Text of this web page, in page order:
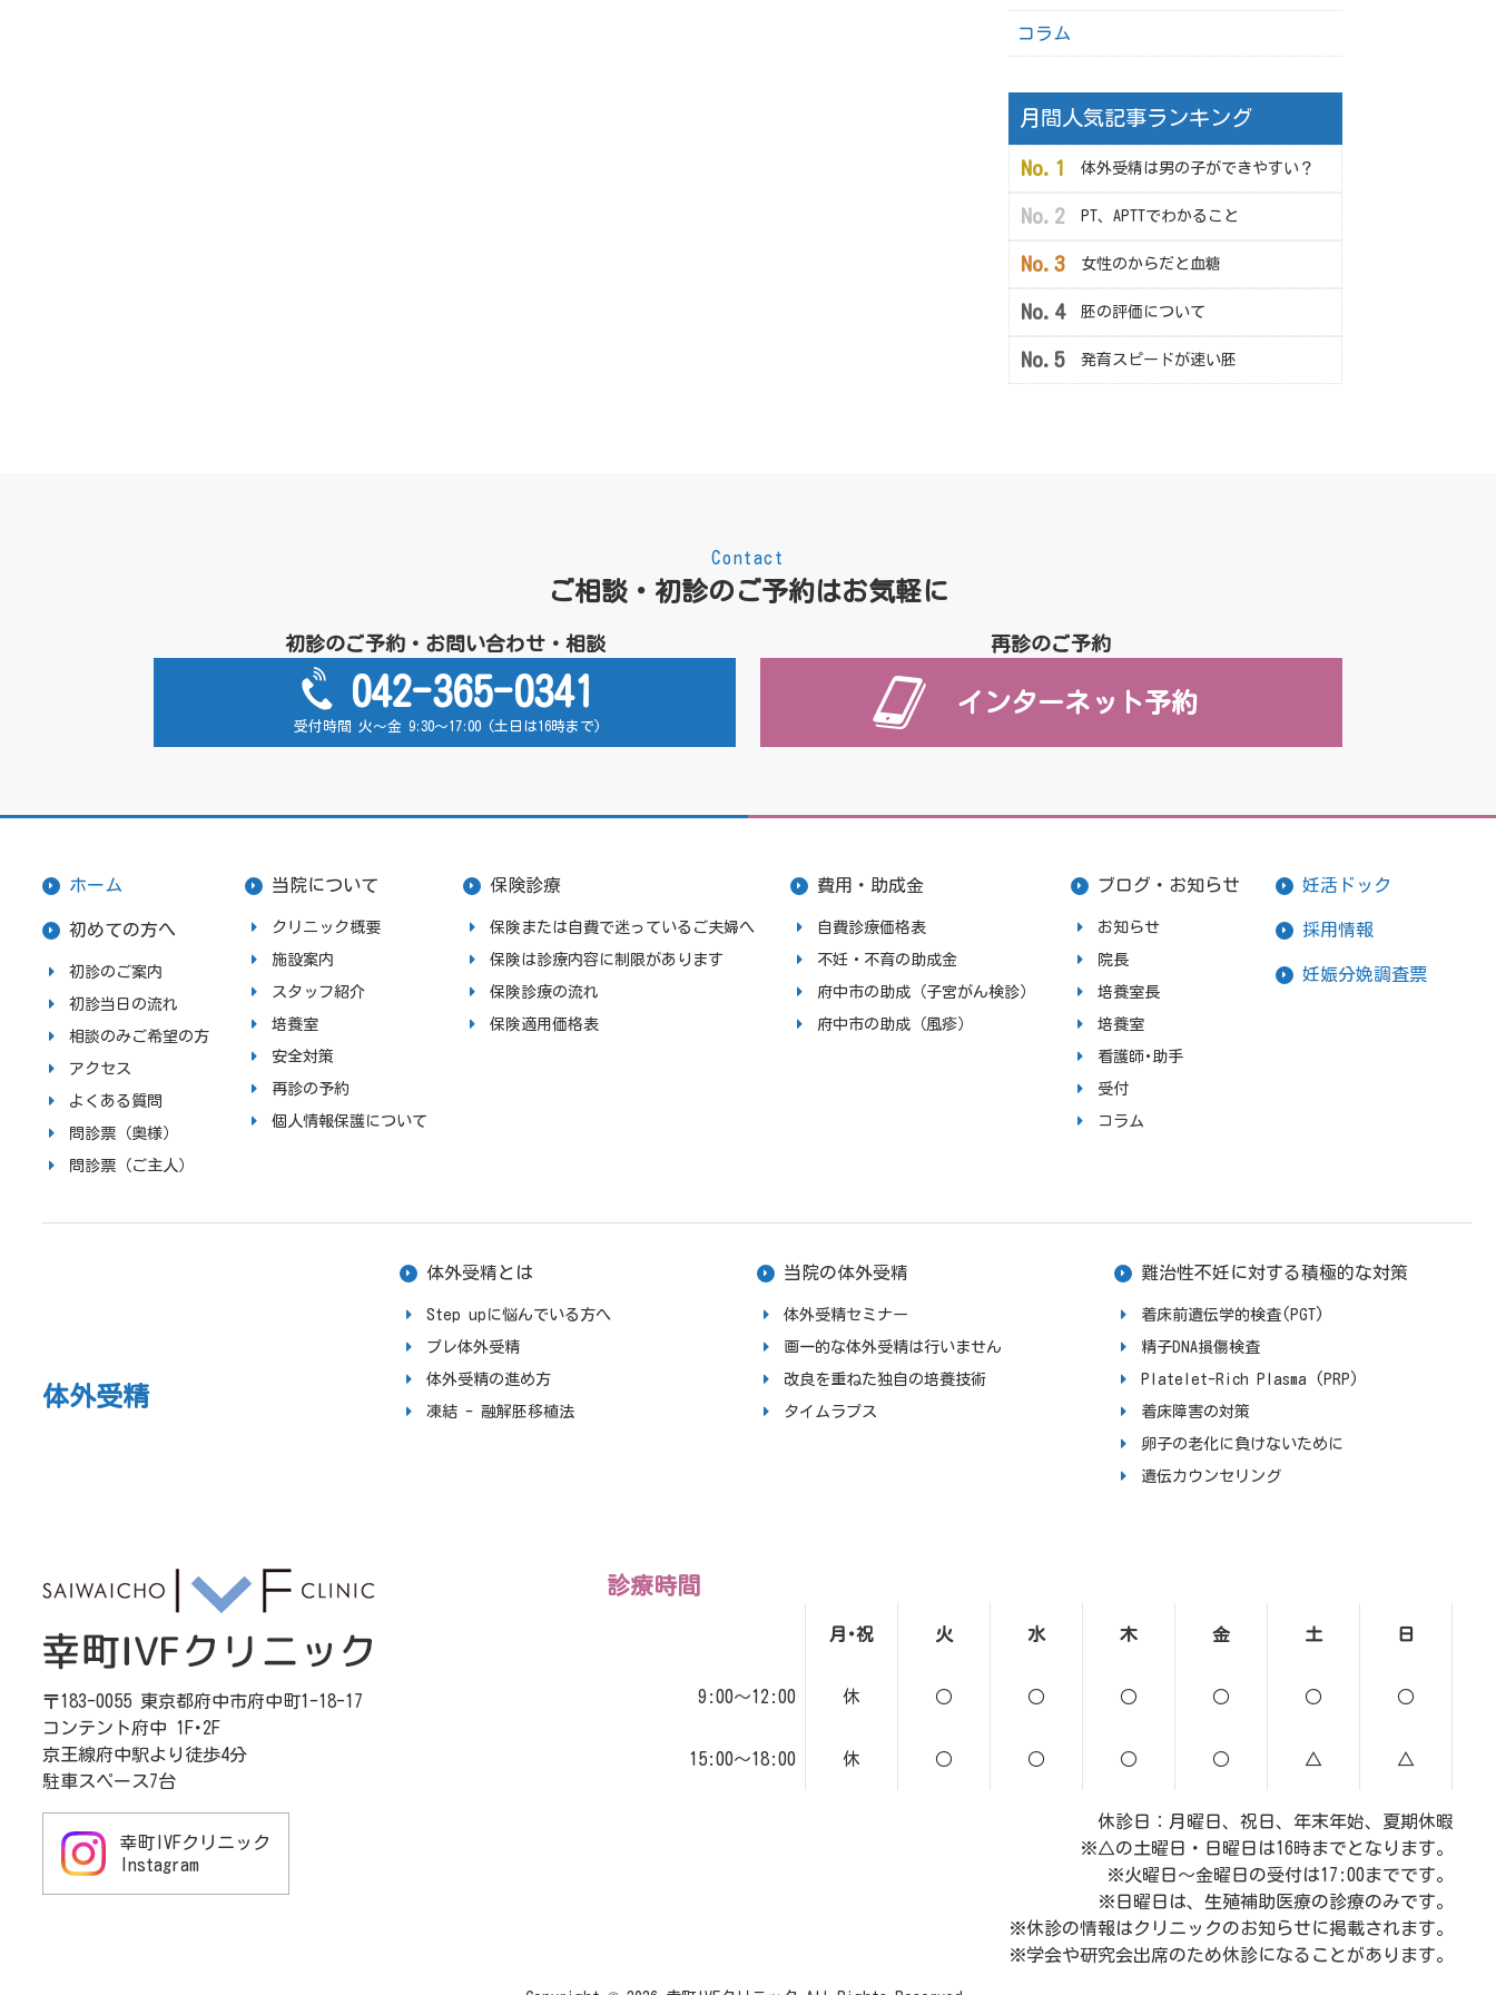
コラム
月間人気記事ランキング
体外受精は男の子ができやすい？
PT、APTTでわかること
女性のからだと血糖
胚の評価について
発育スピードが速い胚
ご相談・初診のご予約はお気軽に
Contact
初診のご予約・お問い合わせ・相談
042-365-0341
受付時間 火～金 9:30～17:00 (土日は16時まで)
再診のご予約
インターネット予約
ホーム
初めての方へ
初診のご案内
初診当日の流れ
相談のみご希望の方
アクセス
よくある質問
問診票（奥様）
問診票（ご主人）
当院について
クリニック概要
施設案内
スタッフ紹介
培養室
安全対策
再診の予約
個人情報保護について
保険診療
保険または自費で迷っているご夫婦へ
保険は診療内容に制限があります
保険診療の流れ
保険適用価格表
費用・助成金
自費診療価格表
不妊・不育の助成金
府中市の助成（子宮がん検診）
府中市の助成（風疹）
ブログ・お知らせ
お知らせ
院長
培養室長
培養室
看護師･助手
受付
コラム
妊活ドック
採用情報
妊娠分娩調査票
体外受精
体外受精とは
Step upに悩んでいる方へ
プレ体外受精
体外受精の進め方
凍結 - 融解胚移植法
当院の体外受精
体外受精セミナー
画一的な体外受精は行いません
改良を重ねた独自の培養技術
タイムラプス
難治性不妊に対する積極的な対策
着床前遺伝学的検査(PGT)
精子DNA損傷検査
Platelet-Rich Plasma (PRP)
着床障害の対策
卵子の老化に負けないために
遺伝カウンセリング
〒183-0055 東京都府中市府中町1-18-17
コンテント府中 1F･2F
京王線府中駅より徒歩4分
駐車スペース7台
幸町IVFクリニック
Instagram
診療時間
月･祝 火 水 木 金 土 日
9:00～12:00 休 ○ ○ ○ ○ ○ ○
15:00～18:00 休 ○ ○ ○ ○ △ △
休診日：月曜日、祝日、年末年始、夏期休暇
※△の土曜日・日曜日は16時までとなります。
※火曜日～金曜日の受付は17:00までです。
※日曜日は、生殖補助医療の診療のみです。
※休診の情報はクリニックのお知らせに掲載されます。
※学会や研究会出席のため休診になることがあります。